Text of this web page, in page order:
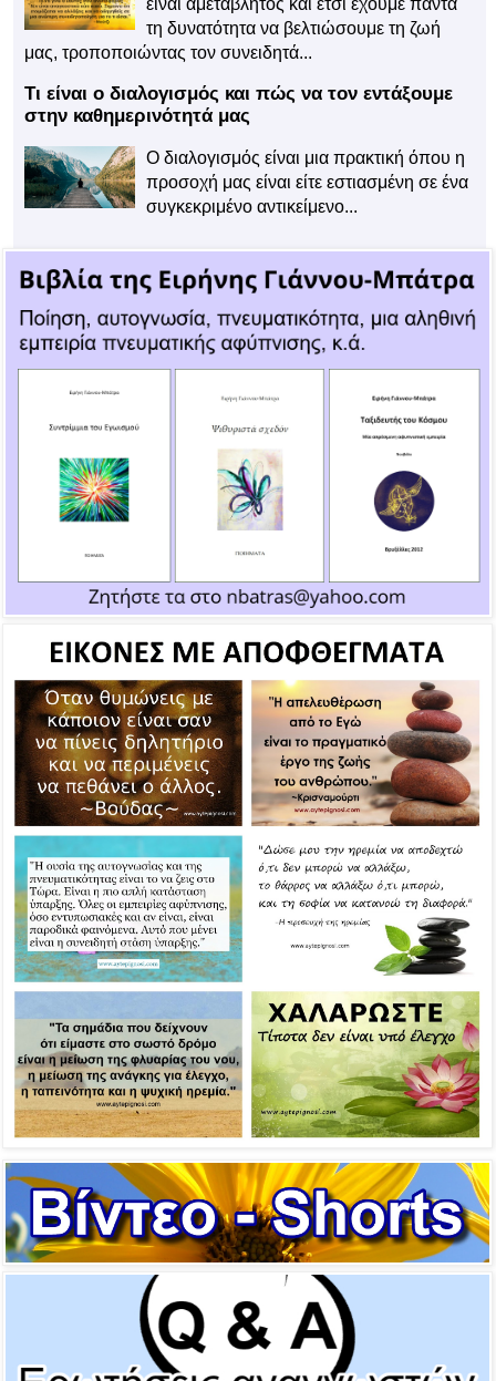
είναι αμετάβλητος και έτσι έχουμε πάντα
τη δυνατότητα να βελτιώσουμε τη ζωή
μας, τροποποιώντας τον συνειδητά...
Τι είναι ο διαλογισμός και πώς να τον εντάξουμε
στην καθημερινότητά μας
Ο διαλογισμός είναι μια πρακτική όπου η
προσοχή μας είναι είτε εστιασμένη σε ένα
συγκεκριμένο αντικείμενο...